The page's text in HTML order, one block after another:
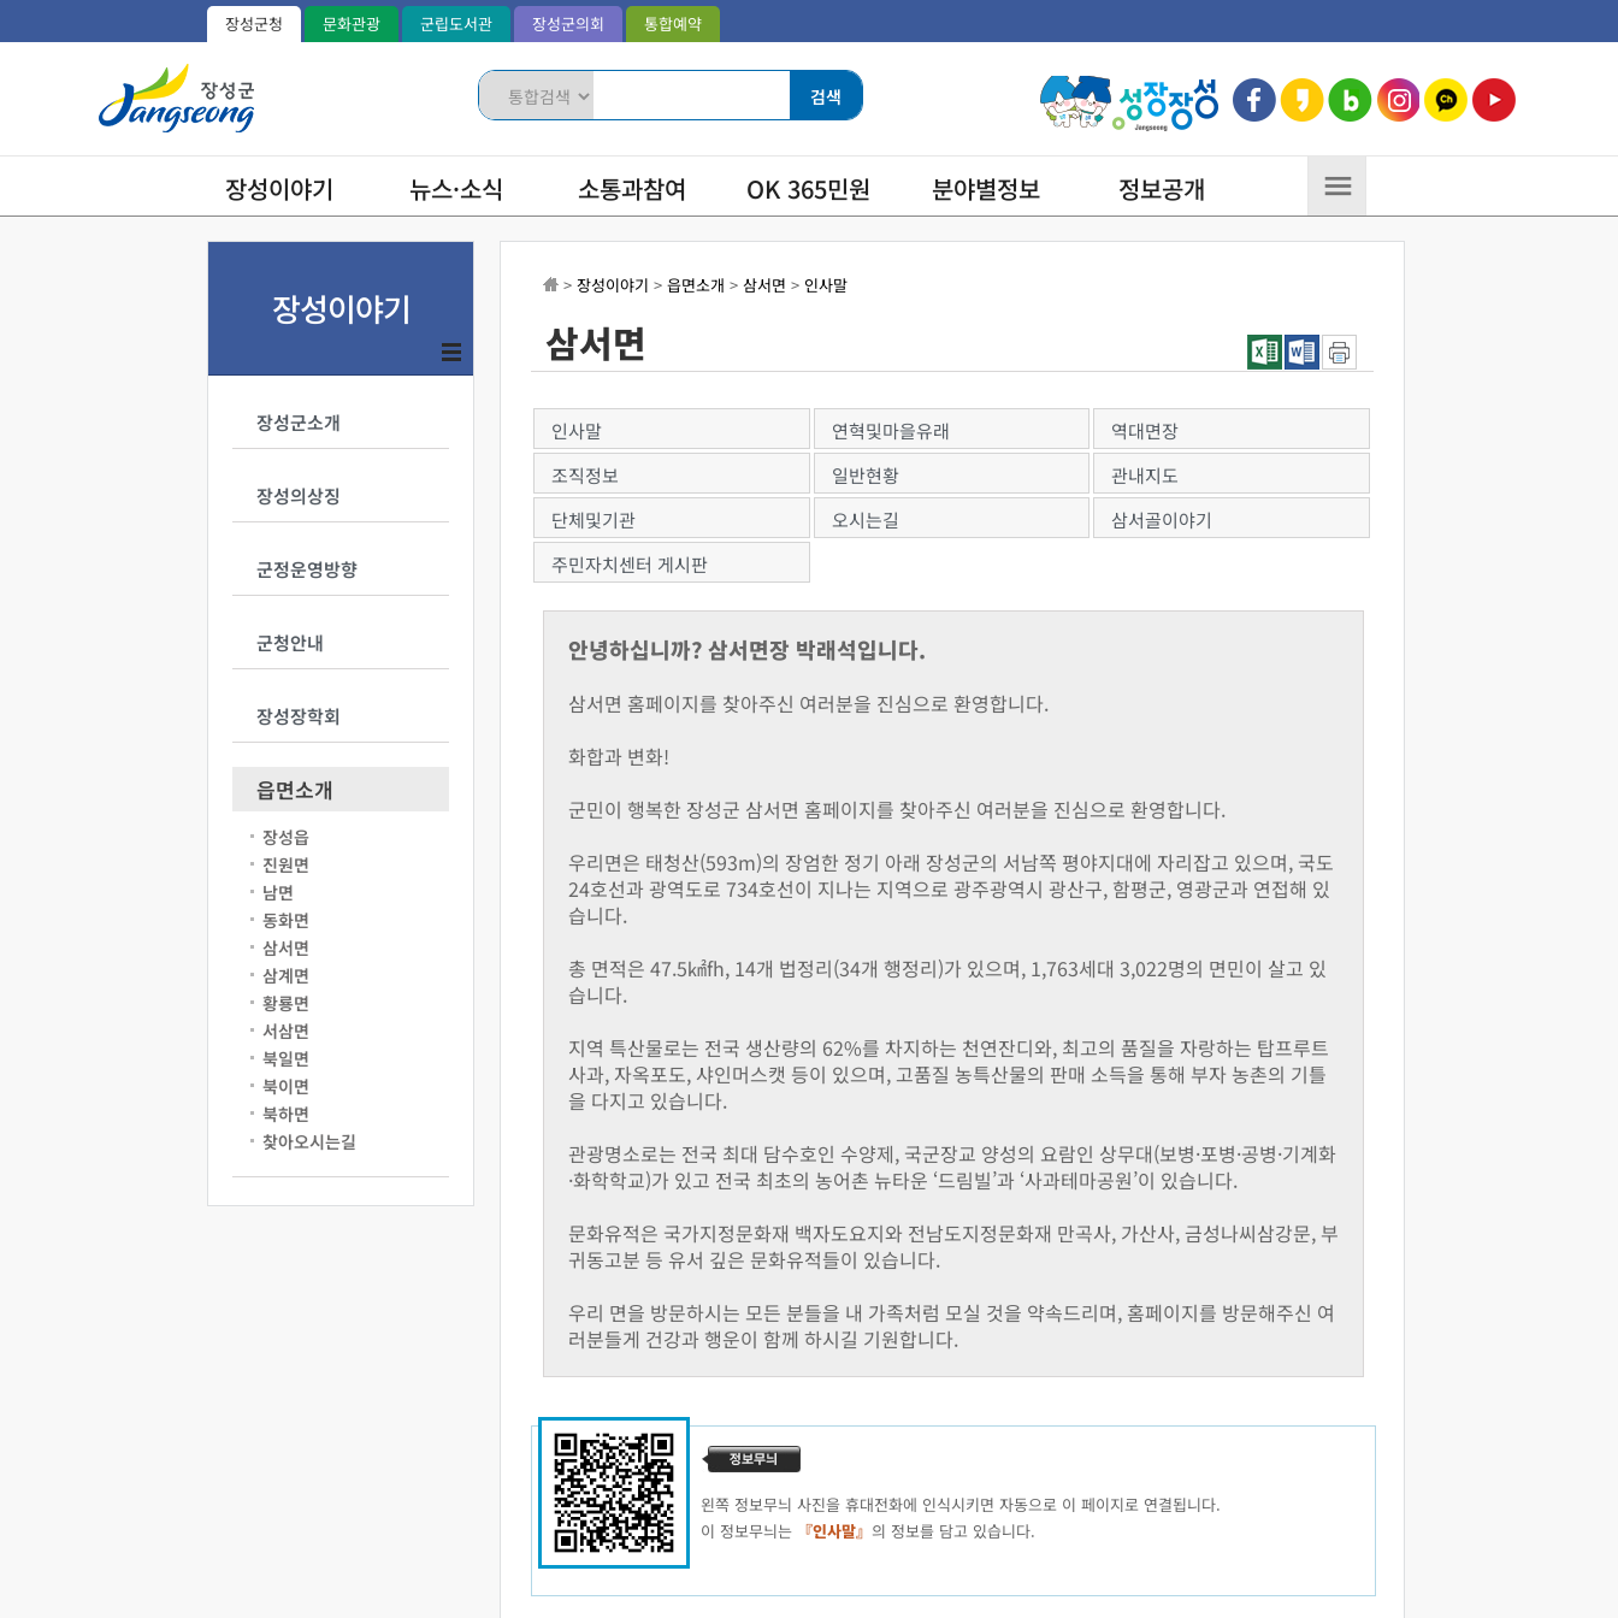
장성군청 문화관광 군립도서관 장성군의회 통합예약
장성이야기 뉴스·소식 소통과참여 OK 365민원 분야별정보 정보공개
장성이야기
장성군소개
장성의상징
군정운영방향
군청안내
장성장학회
읍면소개
장성읍
진원면
남면
동화면
삼서면
삼계면
황룡면
서삼면
북일면
북이면
북하면
찾아오시는길
> 장성이야기 > 읍면소개 > 삼서면 > 인사말
삼서면
인사말 연혁및마을유래
역대면장
조직정보
일반현황
관내지도
단체및기관
오시는길
삼서골이야기
주민자치센터 게시판
안녕하십니까? 삼서면장 박래석입니다.
삼서면 홈페이지를 찾아주신 여러분을 진심으로 환영합니다.
화합과 변화!
군민이 행복한 장성군 삼서면 홈페이지를 찾아주신 여러분을 진심으로 환영합니다.
우리면은 태청산(593m)의 장엄한 정기 아래 장성군의 서남쪽 평야지대에 자리잡고 있으며, 국도
24호선과 광역도로 734호선이 지나는 지역으로 광주광역시 광산구, 함평군, 영광군과 연접해 있
습니다.
총 면적은 47.5㎢fh, 14개 법정리(34개 행정리)가 있으며, 1,763세대 3,022명의 면민이 살고 있
습니다.
지역 특산물로는 전국 생산량의 62%를 차지하는 천연잔디와, 최고의 품질을 자랑하는 탑프루트
사과, 자옥포도, 샤인머스캣 등이 있으며, 고품질 농특산물의 판매 소득을 통해 부자 농촌의 기틀
을 다지고 있습니다.
관광명소로는 전국 최대 담수호인 수양제, 국군장교 양성의 요람인 상무대(보병·포병·공병·기계화
·화학학교)가 있고 전국 최초의 농어촌 뉴타운 ‘드림빌’과 ‘사과테마공원’이 있습니다.
문화유적은 국가지정문화재 백자도요지와 전남도지정문화재 만곡사, 가산사, 금성나씨삼강문, 부
귀동고분 등 유서 깊은 문화유적들이 있습니다.
우리 면을 방문하시는 모든 분들을 내 가족처럼 모실 것을 약속드리며, 홈페이지를 방문해주신 여
러분들게 건강과 행운이 함께 하시길 기원합니다.
왼쪽 정보무늬 사진을 휴대전화에 인식시키면 자동으로 이 페이지로 연결됩니다.
이 정보무늬는 『인사말』 의 정보를 담고 있습니다.